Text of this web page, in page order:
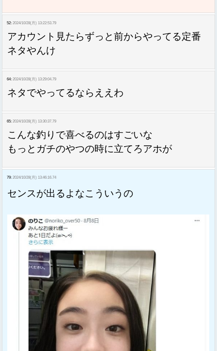
52: 2024/10/28(月) 13:22:53.79
アカウント見たらずっと前からやってる定番
ネタやんけ
64: 2024/10/28(月) 13:29:04.79
ネタでやってるならええわ
65: 2024/10/28(月) 13:30:37.79
こんな釣りで喜べるのはすごいな
もっとガチのやつの時に立てろアホが
79: 2024/10/28(月) 13:46:16.74
センスが出るよなこういうの